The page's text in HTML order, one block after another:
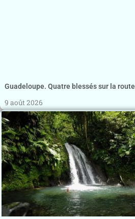
Guadeloupe. Quatre blessés sur la route
9 août 2026